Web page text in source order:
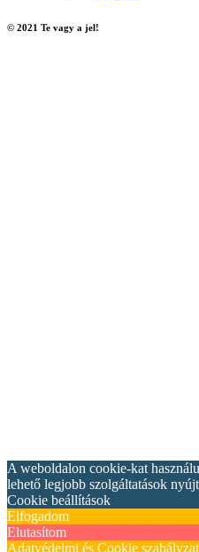
© 2021 Te vagy a jel!
A weboldalon cookie-kat
lehető legjobb szolgáltatások
Cookie beállítások
Elfogadom
Elutasítom
Adatvédelmi és Cookie szabályzat